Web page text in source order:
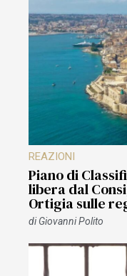
REAZIONI
Piano di
libera dal
Ortigia sulle
diGiovanni Polito